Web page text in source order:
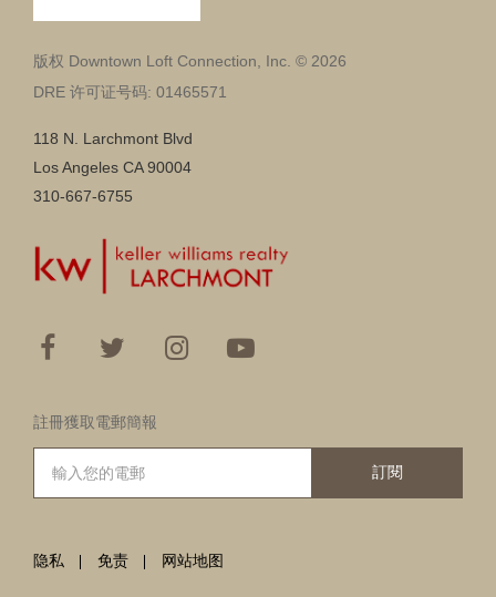
版权 Downtown Loft Connection, Inc. © 2026
DRE 许可证号码: 01465571
118 N. Larchmont Blvd
Los Angeles CA 90004
310-667-6755
註冊獲取電郵簡報
訂閱
隐私 免责 网站地图